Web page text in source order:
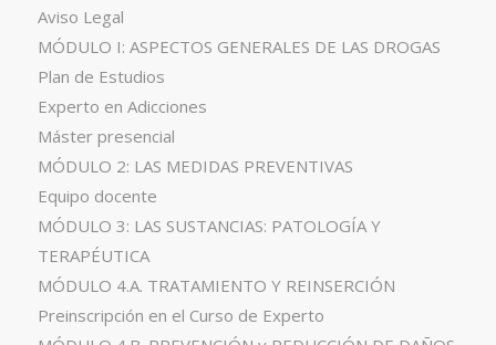
Aviso Legal
MÓDULO I: ASPECTOS GENERALES DE LAS DROGAS
Plan de Estudios
Experto en Adicciones
Máster presencial
MÓDULO 2: LAS MEDIDAS PREVENTIVAS
Equipo docente
MÓDULO 3: LAS SUSTANCIAS: PATOLOGÍA Y
TERAPÉUTICA
MÓDULO 4.A. TRATAMIENTO Y REINSERCIÓN
Preinscripción en el Curso de Experto